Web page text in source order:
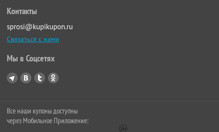
Контакты
sprosi@kupikupon.ru
Связаться с нами
Мы в Соцсетях
Все наши купоны доступны
через Мобильное Приложение: